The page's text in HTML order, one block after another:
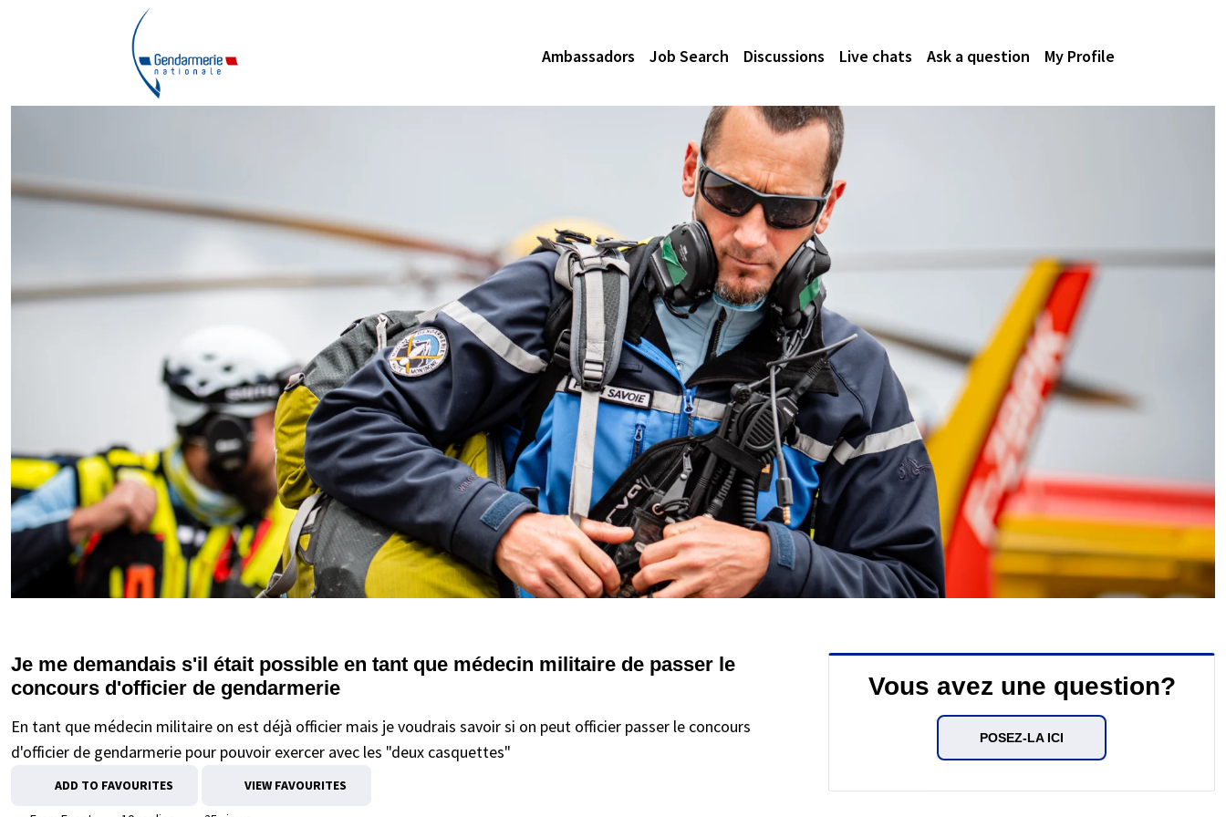
Ambassadors Job Search Discussions Live chats Ask a question My Profile
Je me demandais s'il était possible en tant que médecin militaire de passer le
concours d'officier de gendarmerie
En tant que médecin militaire on est déjà officier mais je voudrais savoir si on peut officier passer le concours
d'officier de gendarmerie pour pouvoir exercer avec les "deux casquettes"
ADD TO FAVOURITES VIEW FAVOURITES
Vous avez une question?
POSEZ-LA ICI